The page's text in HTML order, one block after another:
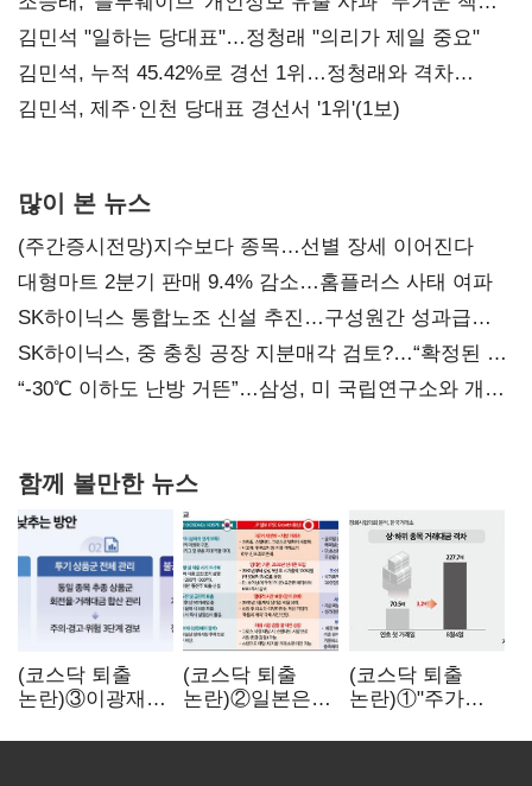
통감"
김민석 "일하는 당대표"…정청래 "의리가 제일 중요"
김민석, 누적 45.42%로 경선 1위…정청래와 격차
0.86%p(2보)
김민석, 제주·인천 당대표 경선서 '1위'(1보)
많이 본 뉴스
(주간증시전망)지수보다 종목…선별 장세 이어진다
대형마트 2분기 판매 9.4% 감소…홈플러스 사태 여파
SK하이닉스 통합노조 신설 추진…구성원간 성과급
불만 확산
SK하이닉스, 중 충칭 공장 지분매각 검토?…“확정된 바
없어”
“-30℃ 이하도 난방 거뜬”…삼성, 미 국립연구소와 개발
함께 볼만한 뉴스
(코스닥 퇴출
논란)③이광재
자동차 없애지는
(코스닥 퇴출
논란)②일본은
기다려주는데
(코스닥 퇴출
논란)①"주가
옥토 태운다"…